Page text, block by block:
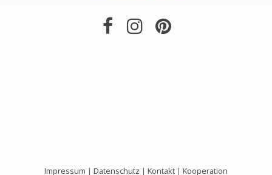
Impressum | Datenschutz | Kontakt | Kooperation